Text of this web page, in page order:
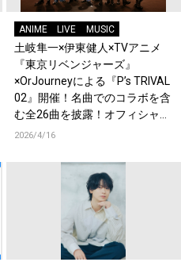
ANIME LIVE MUSIC
土岐隼一×伊東健人×TVアニメ
『東京リベンジャーズ』
×OrJourneyによる『P’s TRIVAL
02』開催！名曲でのコラボを含
む全26曲を披露！オフィシャル
レポート到着！
2026/4/16